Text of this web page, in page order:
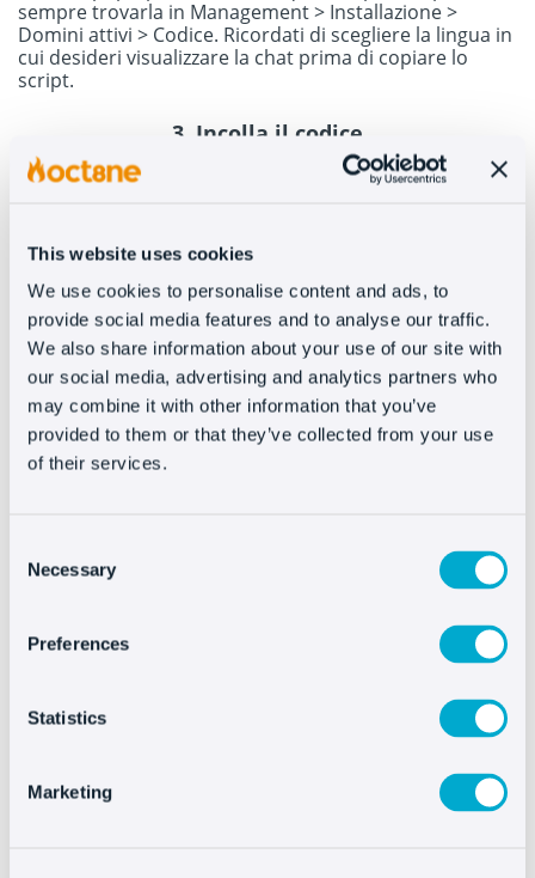
This website uses cookies
We use cookies to personalise content and ads, to
provide social media features and to analyse our traffic.
We also share information about your use of our site with
our social media, advertising and analytics partners who
may combine it with other information that you’ve
provided to them or that they’ve collected from your use
of their services.
Selection
Necessary
Preferences
Statistics
Marketing
sempre trovarla in Management > Installazione >
Domini attivi > Codice. Ricordati di scegliere la lingua in
cui desideri visualizzare la chat prima di copiare lo
script.
3. Incolla il codice
Accedi al tuo account Drupal per incollare il codice. Vai
script nel corpo del blocco e assicurati di aver
selezionato il formato di testo HTML completo. Salva le
modifiche e inizia a utilizzare Oct8ne!
Installare Oct8ne é